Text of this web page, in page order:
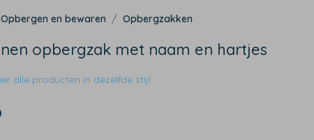
Opbergen en bewaren Opbergzakken
opbergzak met naam en hartjes
alle producten in dezelfde stijl